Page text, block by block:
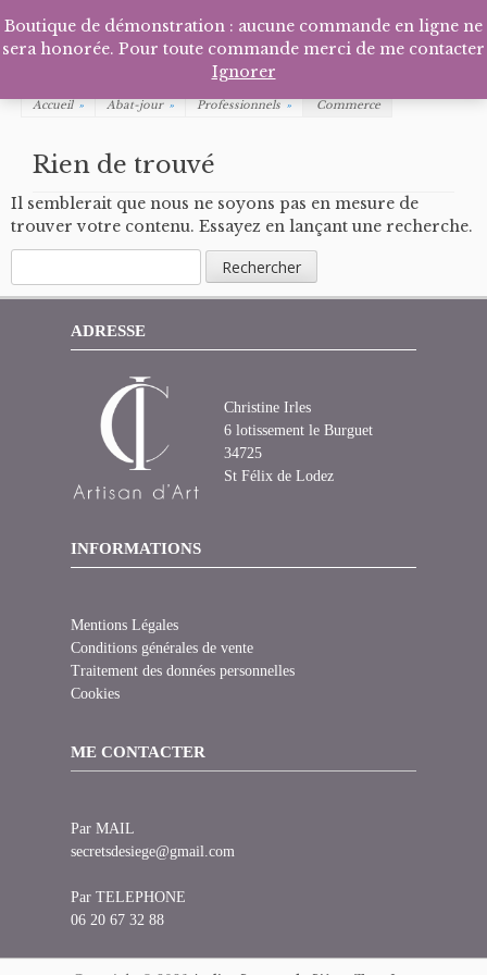
Facebook
Pinterest
Tél
Accueil » Abat-jour » Professionnels » Commerce
Rien de trouvé
Il semblerait que nous ne soyons pas en mesure de
trouver votre contenu. Essayez en lançant une recherche.
ADRESSE
Christine Irles
6 lotissement le Burguet
34725
St Félix de Lodez
INFORMATIONS
Mentions Légales
Conditions générales de vente
Traitement des données personnelles
Cookies
ME CONTACTER
Par MAIL
secretsdesiege@gmail.com
Par TELEPHONE
06 20 67 32 88
Boutique de démonstration : aucune commande en ligne ne
sera honorée. Pour toute commande merci de me contacter
Ignorer